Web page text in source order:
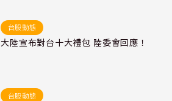
台股動態
大陸宣布對台十大禮包 陸委會回應！
台股動態